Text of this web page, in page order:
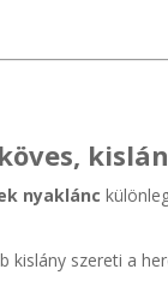
nyaklánc
szereti a